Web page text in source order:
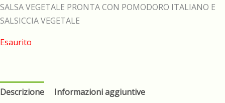
SALSA VEGETALE PRONTA CON POMODORO ITALIANO E
SALSICCIA VEGETALE
Esaurito
Descrizione Informazioni aggiuntive